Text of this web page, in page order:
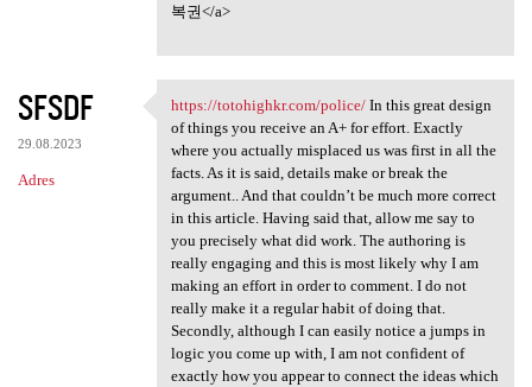
복권</a>
SFSDF
29.08.2023
Adres
https://totohighkr.com/police
https://totohighkr.com/police/In this great design
of things you receive an A+ for effort. Exactly
where you actually misplaced us was first in all the
facts. As it is said, details make or break the
argument.. And that couldn’t be much more correct
in this article. Having said that, allow me say to
you precisely what did work. The authoring is
really engaging and this is most likely why I am
making an effort in order to comment. I do not
really make it a regular habit of doing that.
Secondly, although I can easily notice a jumps in
logic you come up with, I am not confident of
exactly how you appear to connect the ideas which